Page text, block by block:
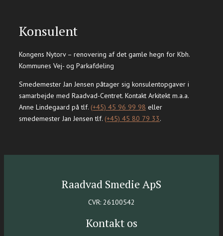
Konsulent
​Kongens Nytorv – renovering af det gamle hegn for Kbh.
Kommunes Vej- og Parkafdeling
​​Smedemester Jan Jensen påtager sig konsulentopgaver i
samarbejde med Raadvad-Centret. Kontakt Arkitekt m.a.a.
Anne Lindegaard på tlf. (+45) 45 96 99 98 eller
smedemester Jan Jensen tlf. (+45) 45 80 79 33.
Raadvad Smedie ApS
CVR: 26100542
Kontakt os